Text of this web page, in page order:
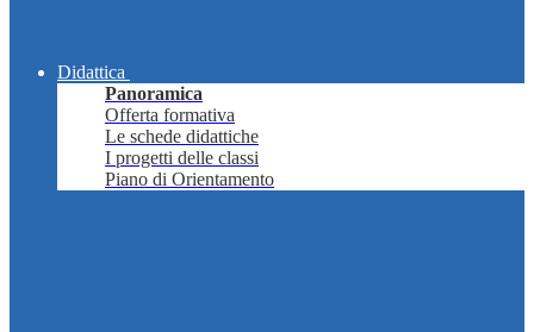
Didattica
Panoramica
Offerta formativa
Le schede didattiche
I progetti delle classi
Piano di Orientamento